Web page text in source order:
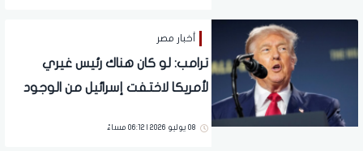
أخبار مصر
ترامب: لو كان هناك رئيس غيري
لأمريكا لاختفت إسرائيل من الوجود
08 يوليو 2026 | 06:12 مساءً